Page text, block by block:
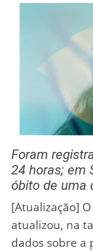
Foram
24 horas; em
óbito de uma
[Atualização]
atualizou, na
dados sobre a